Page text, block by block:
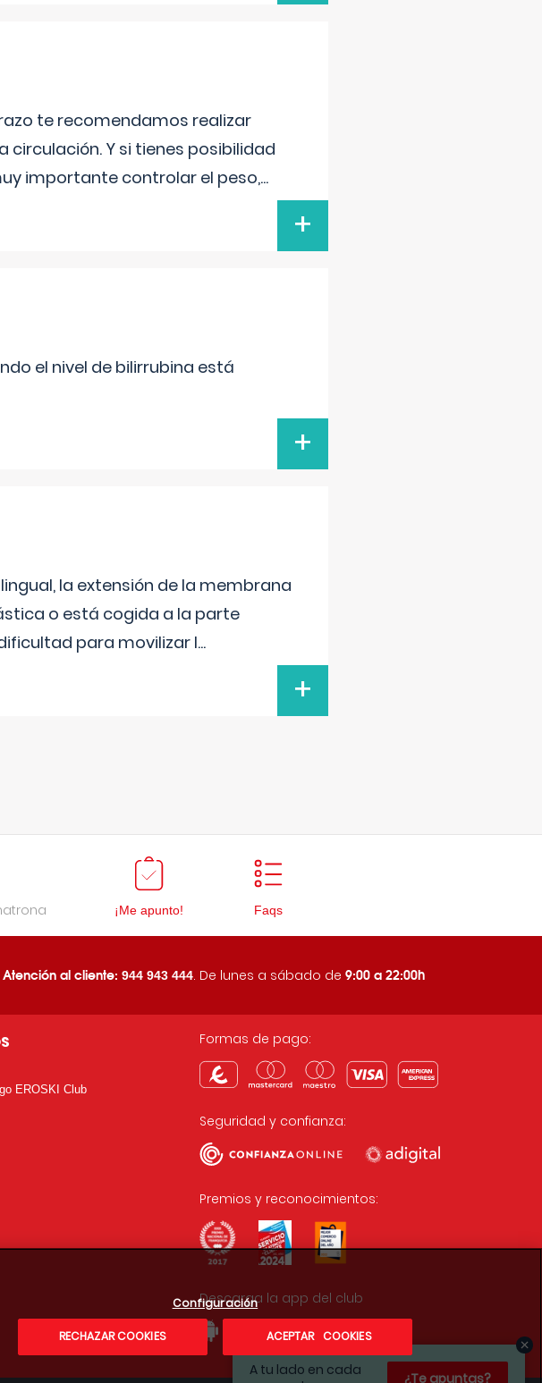
te recomendamos realizar
Y si tienes posibilidad
importante controlar el peso,...
+
el nivel de bilirrubina está
+
la extensión de la membrana
o está cogida a la parte
para movilizar l...
+
A tu lado en cada
¿Te apuntas?
¡Me apunto! Faqs
Atención al cliente: 944 943 444. De lunes a sábado de 9:00 a 22:00h
EROSKI Club
Formas de pago:
Seguridad y confianza:
Premios y reconocimientos:
Descarga la app del club
Configuración
RECHAZAR COOKIES ACEPTAR COOKIES